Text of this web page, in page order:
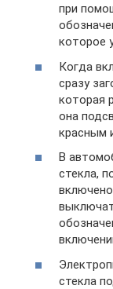
при
которое
Когда
сразу
которая
она
красным
В
стекла,
стекла